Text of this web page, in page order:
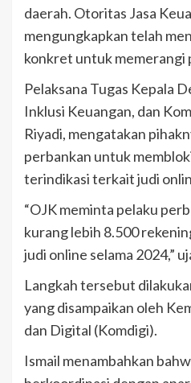
daerah. Otoritas Jasa
mengungkapkan telah
konkret untuk memerangi
Pelaksana Tugas Kepala
Inklusi Keuangan, dan
Riyadi, mengatakan
perbankan untuk
terindikasi terkait judi
“OJK meminta pelaku
kurang lebih 8.500
judi online selama 2024,”
Langkah tersebut
yang disampaikan oleh
dan Digital (Komdigi).
Ismail menambahkan